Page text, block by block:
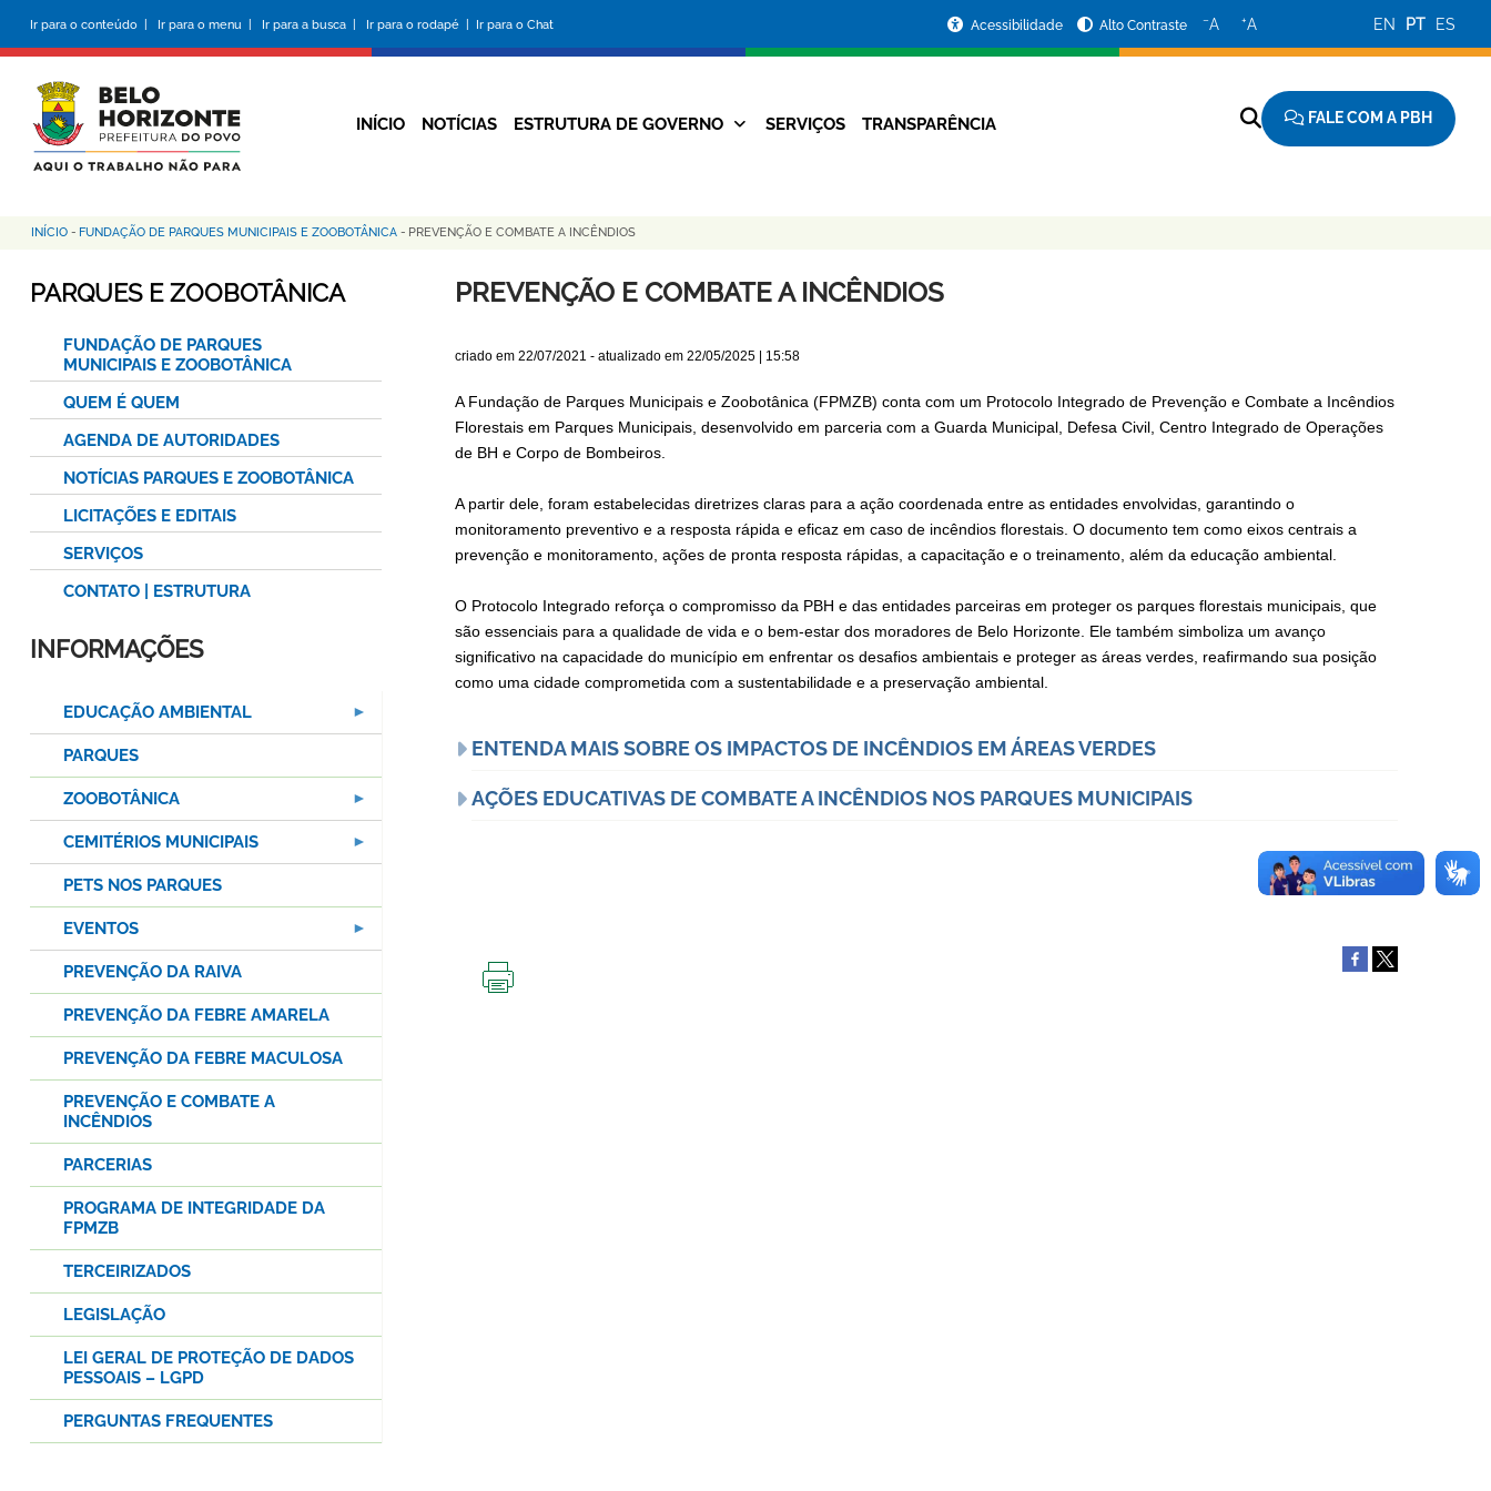
conteúdo
principal
Ir para o conteúdo | Ir para o menu | Ir para a busca | Ir para o rodapé | Ir para o Chat
da
Prefeitura
Acessibilidade Alto Contraste −A +A EN PT ES
Navegação
INÍCIO NOTÍCIAS ESTRUTURA DE GOVERNO SERVIÇOS TRANSPARÊNCIA FALE COM A PBH
Trilha
de
INÍCIO - FUNDAÇÃO DE PARQUES MUNICIPAIS E ZOOBOTÂNICA - PREVENÇÃO E COMBATE A INCÊNDIOS
PREVENÇÃO E COMBATE A INCÊNDIOS
criado em 22/07/2021 - atualizado em 22/05/2025 | 15:58
A Fundação de Parques Municipais e Zoobotânica (FPMZB) conta com um Protocolo Integrado de Prevenção e Combate a Incêndios
Florestais em Parques Municipais, desenvolvido em parceria com a Guarda Municipal, Defesa Civil, Centro Integrado de Operações
de BH e Corpo de Bombeiros.
A partir dele, foram estabelecidas diretrizes claras para a ação coordenada entre as entidades envolvidas, garantindo o
monitoramento preventivo e a resposta rápida e eficaz em caso de incêndios florestais. O documento tem como eixos centrais a
prevenção e monitoramento, ações de pronta resposta rápidas, a capacitação e o treinamento, além da educação ambiental.
O Protocolo Integrado reforça o compromisso da PBH e das entidades parceiras em proteger os parques florestais municipais, que
são essenciais para a qualidade de vida e o bem-estar dos moradores de Belo Horizonte. Ele também simboliza um avanço
significativo na capacidade do município em enfrentar os desafios ambientais e proteger as áreas verdes, reafirmando sua posição
como uma cidade comprometida com a sustentabilidade e a preservação ambiental.
ENTENDA MAIS SOBRE OS IMPACTOS DE INCÊNDIOS EM ÁREAS VERDES
AÇÕES EDUCATIVAS DE COMBATE A INCÊNDIOS NOS PARQUES MUNICIPAIS
PARQUES E ZOOBOTÂNICA
FUNDAÇÃO DE PARQUES
MUNICIPAIS E ZOOBOTÂNICA
QUEM É QUEM
AGENDA DE AUTORIDADES
NOTÍCIAS PARQUES E ZOOBOTÂNICA
LICITAÇÕES E EDITAIS
SERVIÇOS
CONTATO | ESTRUTURA
INFORMAÇÕES
EDUCAÇÃO AMBIENTAL
PARQUES
ZOOBOTÂNICA
CEMITÉRIOS MUNICIPAIS
PETS NOS PARQUES
EVENTOS
PREVENÇÃO DA RAIVA
PREVENÇÃO DA FEBRE AMARELA
PREVENÇÃO DA FEBRE MACULOSA
PREVENÇÃO E COMBATE A
INCÊNDIOS
PARCERIAS
PROGRAMA DE INTEGRIDADE DA
FPMZB
TERCEIRIZADOS
LEGISLAÇÃO
LEI GERAL DE PROTEÇÃO DE DADOS
PESSOAIS – LGPD
PERGUNTAS FREQUENTES